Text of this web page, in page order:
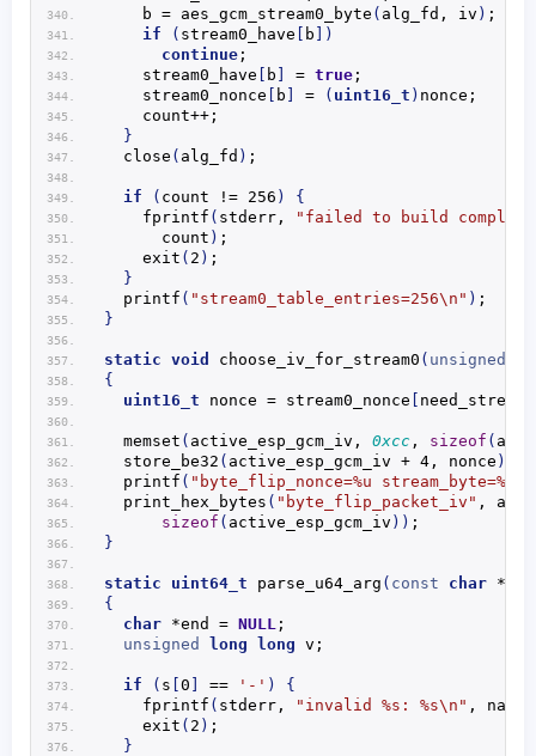
    b =
aes_gcm_stream0_byte ( alg_fd, iv ) ;
if
( stream0_have b ])
continue ;
    stream0_have
b = true ;
    stream0_nonce
b = ( uint16_t ) nonce;
    count++;
}
close ( alg_fd ) ;
if ( count != 256 )
{
fprintf ( stderr,
"failed to build complete
      count
) ;
exit ( 2 ) ;
}
printf ( "stream0_table_entries=256\n" ) ;
}
static void choose_iv_for_stream0 ( unsigned
{
uint16_t nonce = stream0_nonce need_stream
memset ( active_esp_gcm_iv, 0xcc , sizeof (
store_be32 ( active_esp_gcm_iv + 4, nonce )
printf ( "byte_flip_nonce=%u
print_hex_bytes ( "byte_flip_packet_iv" ,
sizeof ( active_esp_gcm_iv )) ;
}
static uint64_t parse_u64_arg ( const char *s,
{
char *end = NULL ;
unsigned
long long v;
if ( s 0 == '-' )
{
fprintf ( stderr, "invalid %s: %s\n" ,
exit ( 2 ) ;
}